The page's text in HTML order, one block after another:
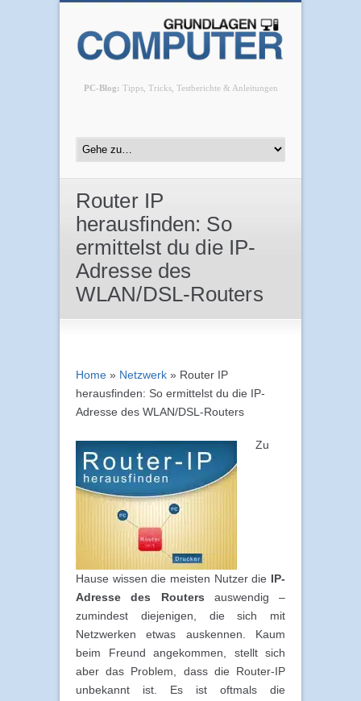
PC-Blog: Tipps, Tricks, Testberichte & Anleitungen
Router IP
herausfinden: So
ermittelst du die IP-
Adresse des
WLAN/DSL-Routers
Home » Netzwerk » Router IP
herausfinden: So ermittelst du die IP-
Adresse des WLAN/DSL-Routers
Zu
Hause wissen die meisten Nutzer die IP-
Adresse des Routers auswendig –
zumindest diejenigen, die sich mit
Netzwerken etwas auskennen. Kaum
beim Freund angekommen, stellt sich
aber das Problem, dass die Router-IP
unbekannt ist. Es ist oftmals die